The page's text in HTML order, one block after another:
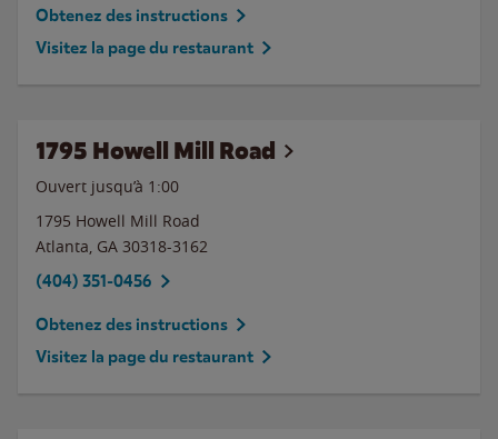
Obtenez des instructions
Visitez la page du restaurant
1795 Howell Mill Road
Ouvert jusqu’à 1:00
1795 Howell Mill Road
Atlanta, GA 30318-3162
(404) 351-0456
Obtenez des instructions
Visitez la page du restaurant